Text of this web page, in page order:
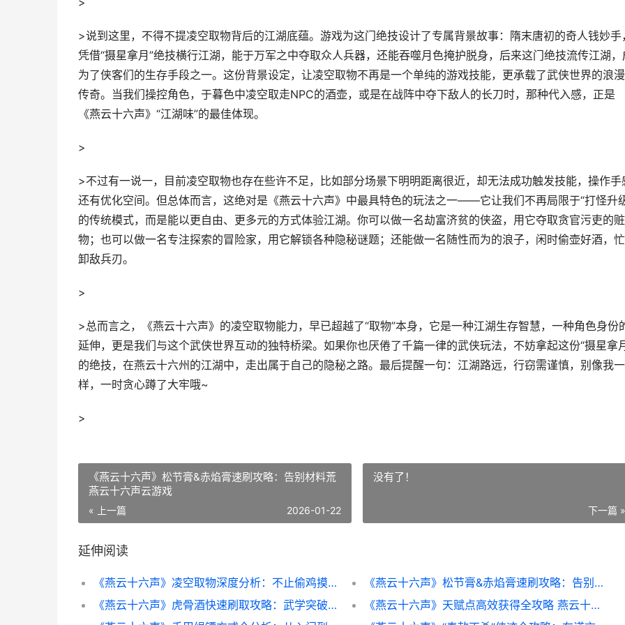
>说到这里，不得不提凌空取物背后的江湖底蕴。游戏为这门绝技设计了专属背景故事：隋末唐初的奇人钱妙手
凭借“摄星拿月”绝技横行江湖，能于万军之中夺取众人兵器，还能吞噬月色掩护脱身，后来这门绝技流传江湖，
为了侠客们的生存手段之一。这份背景设定，让凌空取物不再是一个单纯的游戏技能，更承载了武侠世界的浪
传奇。当我们操控角色，于暮色中凌空取走NPC的酒壶，或是在战阵中夺下敌人的长刀时，那种代入感，正是
《燕云十六声》“江湖味”的最佳体现。
>
>不过有一说一，目前凌空取物也存在些许不足，比如部分场景下明明距离很近，却无法成功触发技能，操作手
还有优化空间。但总体而言，这绝对是《燕云十六声》中最具特色的玩法之一——它让我们不再局限于“打怪升
的传统模式，而是能以更自由、更多元的方式体验江湖。你可以做一名劫富济贫的侠盗，用它夺取贪官污吏的赃
物；也可以做一名专注探索的冒险家，用它解锁各种隐秘谜题；还能做一名随性而为的浪子，闲时偷壶好酒，
卸敌兵刃。
>
>总而言之，《燕云十六声》的凌空取物能力，早已超越了“取物”本身，它是一种江湖生存智慧，一种角色身份
延伸，更是我们与这个武侠世界互动的独特桥梁。如果你也厌倦了千篇一律的武侠玩法，不妨拿起这份“摄星拿
的绝技，在燕云十六州的江湖中，走出属于自己的隐秘之路。最后提醒一句：江湖路远，行窃需谨慎，别像我一
样，一时贪心蹲了大牢哦~
>
《燕云十六声》松节膏&赤焰膏速刷攻略：告别材料荒
燕云十六声云游戏
« 上一篇 2026-01-22
没有了！
下一篇 »
延伸阅读
《燕云十六声》凌空取物深度分析：不止偷鸡摸狗 燕云十六声是什么类型的游戏
《燕云十六声》松节膏&赤焰膏速刷攻略：告别材料荒 燕云十六声云游戏
《燕云十六声》虎骨酒快速刷取攻略：武学突破再也不卡材料 燕云十六声官服下载
《燕云十六声》天赋点高效获得全攻略 燕云十六声云游戏官网